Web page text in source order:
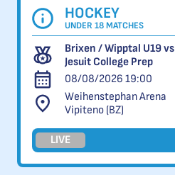
HOCKEY
UNDER 18 MATCHES
Brixen / Wipptal U19 vs
Jesuit College Prep
08/08/2026 19:00
Weihenstephan Arena
Vipiteno (BZ)
LIVE